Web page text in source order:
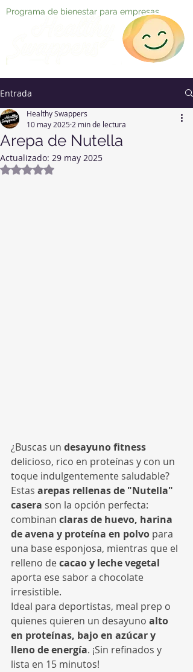
Programa de bienestar para empresas
Entrada
Arepa de Nutella
Healthy Swappers
10 may 2025 2 min de lectura
Actualizado: 29 may 2025
Obtuvo NaN de 5 estrellas.
¿Buscas un desayuno fitness
delicioso, rico en proteínas y con un
toque indulgentemente saludable?
Estas arepas rellenas de "Nutella"
casera son la opción perfecta:
combinan claras de huevo, harina
de avena y proteína en polvo para
una base esponjosa, mientras que el
relleno de cacao y leche vegetal
aporta ese sabor a chocolate
irresistible.
Ideal para deportistas, meal prep o
quienes quieren un desayuno alto
en proteínas, bajo en azúcar y
lleno de energía. ¡Sin refinados y
lista en 15 minutos!